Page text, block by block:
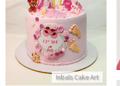
Inbals Cake Art
עוגה מתוקה מבצק סוכר לבריתה
התקשר/י